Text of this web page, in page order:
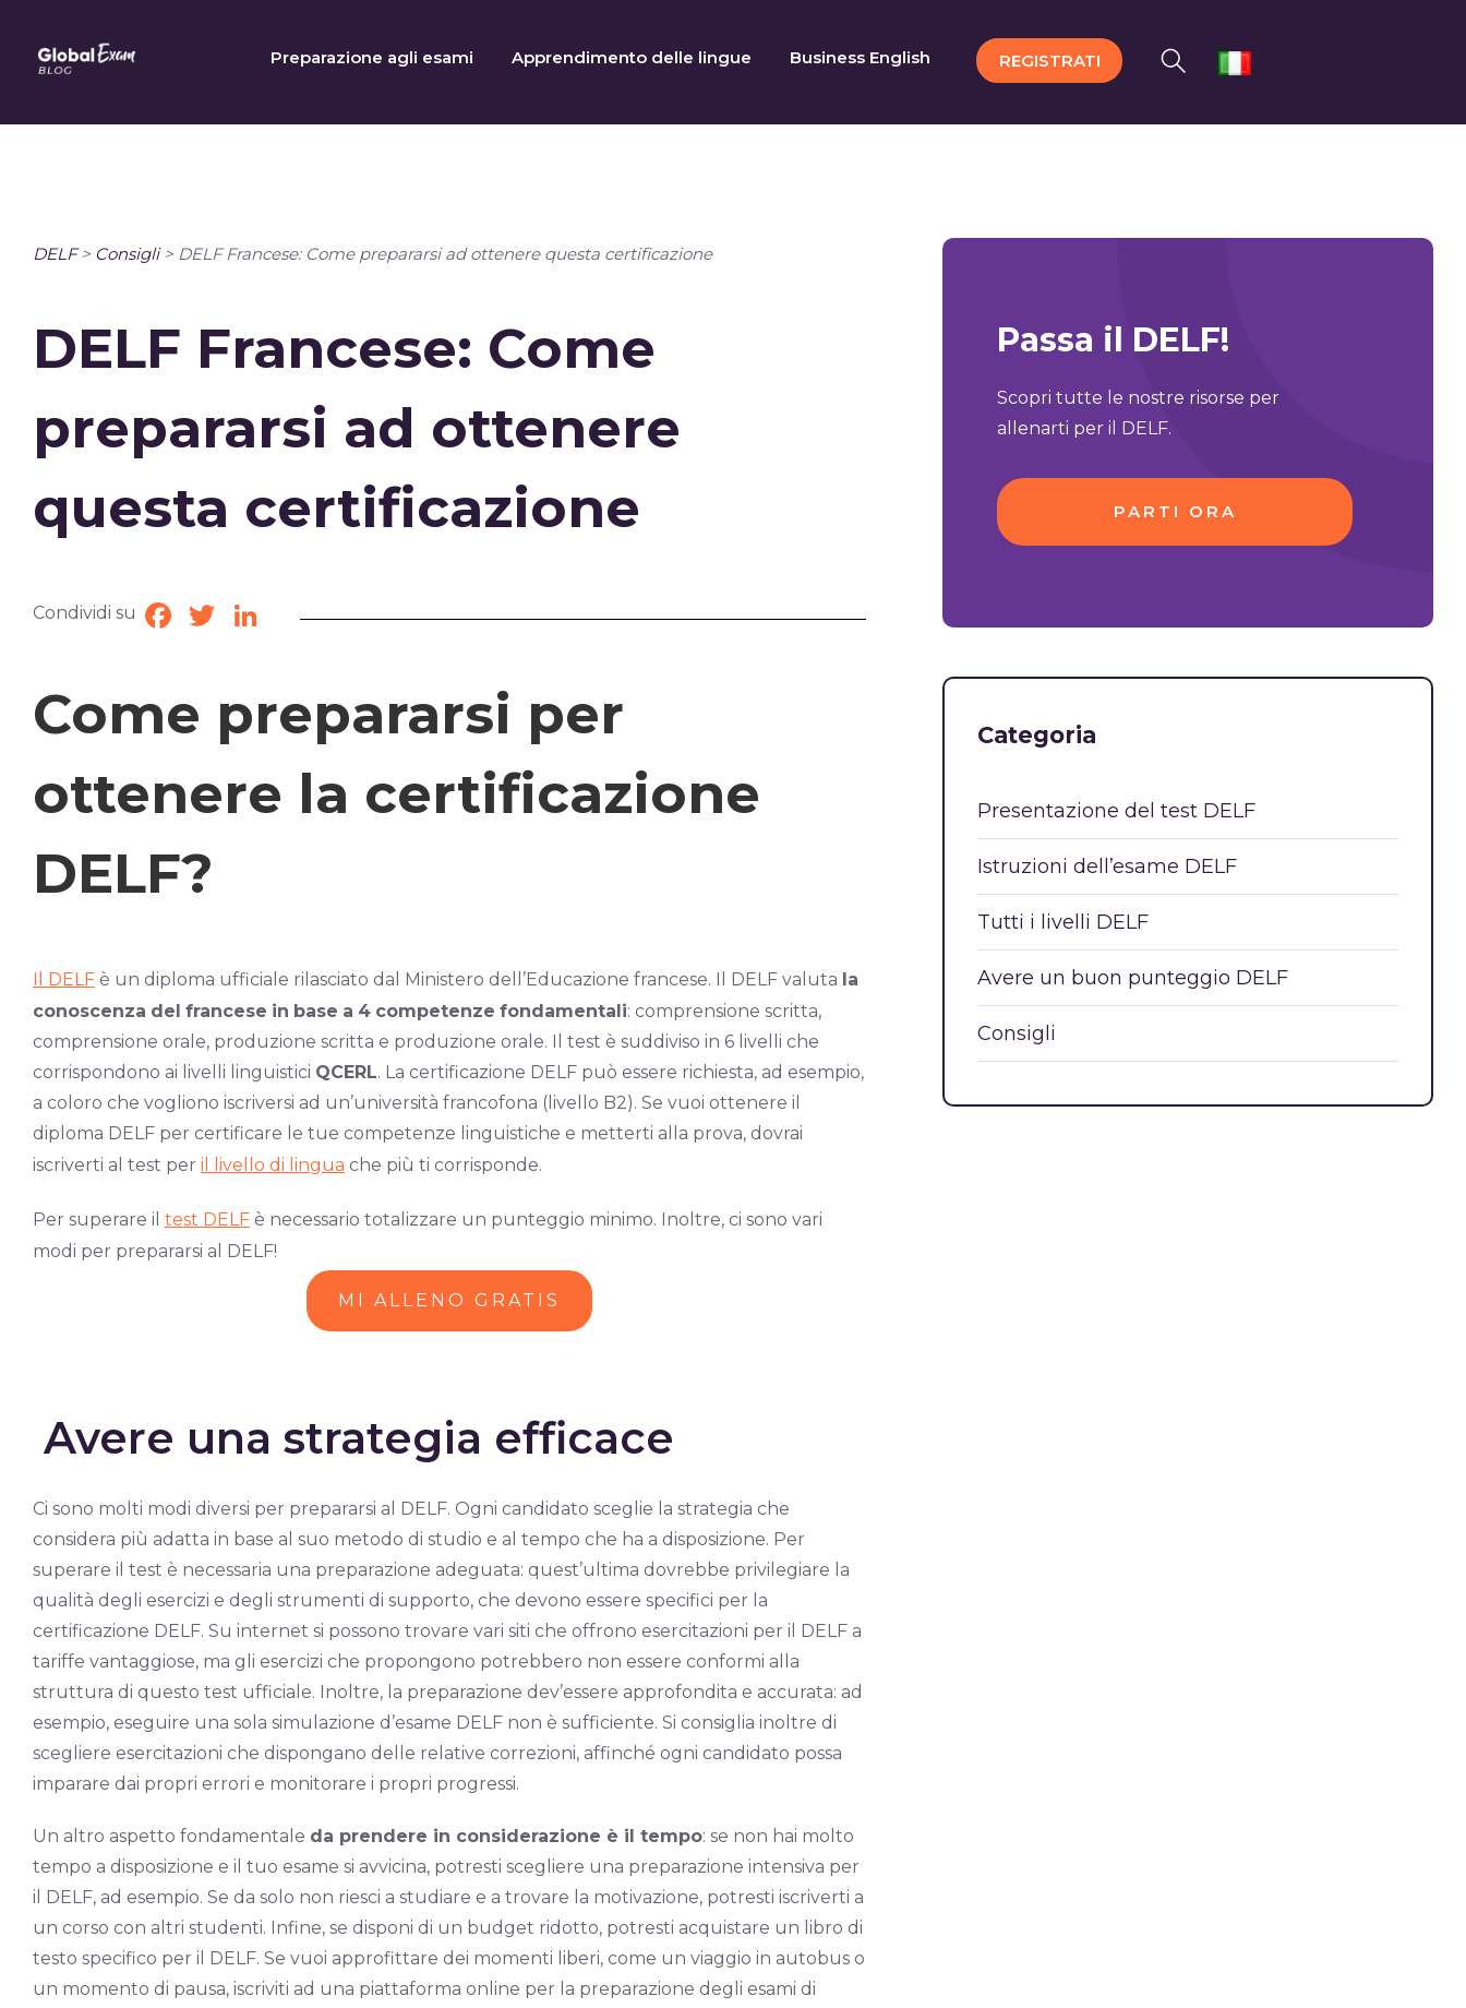
content
Preparazione agli esami Apprendimento delle lingue Business English REGISTRATI
DELF> Consigli> DELF Francese: Come prepararsi ad ottenere questa certificazione
DELF Francese: Come
prepararsi ad ottenere
questa certificazione
Condividi su Facebook
TwitterLinkedIn
Come prepararsi per
ottenere la certificazione
DELF?
Il DELF è un diploma ufficiale rilasciato dal Ministero dell’Educazione francese. Il DELF valuta la
conoscenza del francese in base a 4 competenze fondamentali: comprensione scritta,
comprensione orale, produzione scritta e produzione orale. Il test è suddiviso in 6 livelli che
corrispondono ai livelli linguistici QCERL. La certificazione DELF può essere richiesta, ad esempio,
a coloro che vogliono iscriversi ad un’università francofona (livello B2). Se vuoi ottenere il
diploma DELF per certificare le tue competenze linguistiche e metterti alla prova, dovrai
iscriverti al test per il livello di lingua che più ti corrisponde.
Per superare il test DELF è necessario totalizzare un punteggio minimo. Inoltre, ci sono vari
modi per prepararsi al DELF!
MI ALLENO GRATIS
Avere una strategia efficace
Ci sono molti modi diversi per prepararsi al DELF. Ogni candidato sceglie la strategia che
considera più adatta in base al suo metodo di studio e al tempo che ha a disposizione. Per
superare il test è necessaria una preparazione adeguata: quest’ultima dovrebbe privilegiare la
qualità degli esercizi e degli strumenti di supporto, che devono essere specifici per la
certificazione DELF. Su internet si possono trovare vari siti che offrono esercitazioni per il DELF a
tariffe vantaggiose, ma gli esercizi che propongono potrebbero non essere conformi alla
struttura di questo test ufficiale. Inoltre, la preparazione dev’essere approfondita e accurata: ad
esempio, eseguire una sola simulazione d’esame DELF non è sufficiente. Si consiglia inoltre di
scegliere esercitazioni che dispongano delle relative correzioni, affinché ogni candidato possa
imparare dai propri errori e monitorare i propri progressi.
Un altro aspetto fondamentale da prendere in considerazione è il tempo: se non hai molto
tempo a disposizione e il tuo esame si avvicina, potresti scegliere una preparazione intensiva per
il DELF, ad esempio. Se da solo non riesci a studiare e a trovare la motivazione, potresti iscriverti a
un corso con altri studenti. Infine, se disponi di un budget ridotto, potresti acquistare un libro di
testo specifico per il DELF. Se vuoi approfittare dei momenti liberi, come un viaggio in autobus o
un momento di pausa, iscriviti ad una piattaforma online per la preparazione degli esami di
Passa il DELF!
Scopri tutte le nostre risorse per
allenarti per il DELF.
PARTI ORA
Categoria
Presentazione del test DELF
Istruzioni dell’esame DELF
Tutti i livelli DELF
Avere un buon punteggio DELF
Consigli